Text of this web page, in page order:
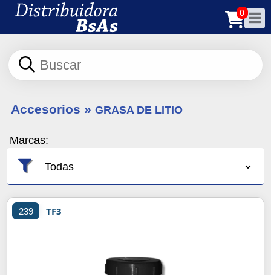
0
Accesorios » GRASA DE LITIO
Marcas:
239 TF3